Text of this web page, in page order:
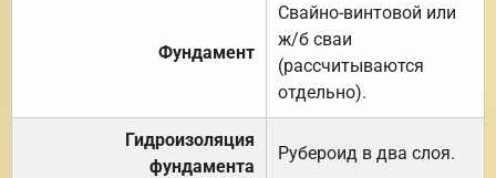
Фундамент
Свайно-винтовой или
ж/б сваи
(рассчитываются
отдельно).
Гидроизоляция
фундамента
Рубероид в два слоя.